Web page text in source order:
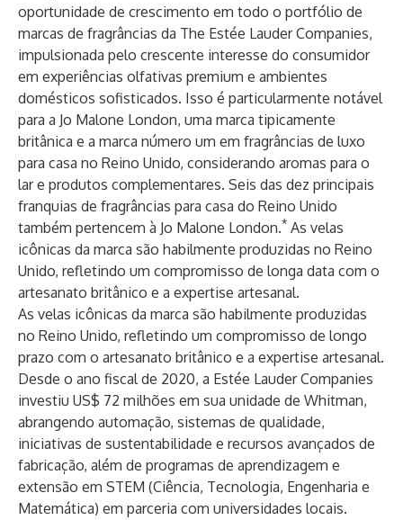
oportunidade de crescimento em todo o portfólio de
marcas de fragrâncias da The Estée Lauder Companies,
impulsionada pelo crescente interesse do consumidor
em experiências olfativas premium e ambientes
domésticos sofisticados. Isso é particularmente notável
para a Jo Malone London, uma marca tipicamente
britânica e a marca número um em fragrâncias de luxo
para casa no Reino Unido, considerando aromas para o
lar e produtos complementares. Seis das dez principais
franquias de fragrâncias para casa do Reino Unido
também pertencem à Jo Malone London.* As velas
icônicas da marca são habilmente produzidas no Reino
Unido, refletindo um compromisso de longa data com o
artesanato britânico e a expertise artesanal.
As velas icônicas da marca são habilmente produzidas
no Reino Unido, refletindo um compromisso de longo
prazo com o artesanato britânico e a expertise artesanal.
Desde o ano fiscal de 2020, a Estée Lauder Companies
investiu US$ 72 milhões em sua unidade de Whitman,
abrangendo automação, sistemas de qualidade,
iniciativas de sustentabilidade e recursos avançados de
fabricação, além de programas de aprendizagem e
extensão em STEM (Ciência, Tecnologia, Engenharia e
Matemática) em parceria com universidades locais.